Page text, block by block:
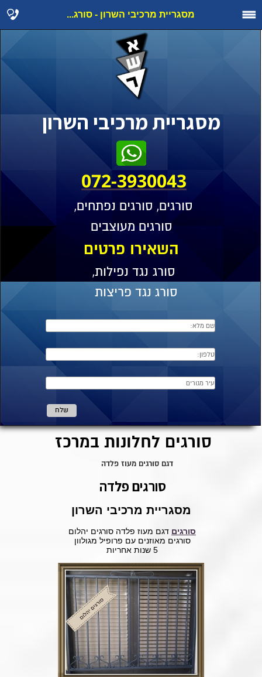
מסגריית מרכיבי השרון - סורג...
072-3930043
מסגריית מרכיבי השרון
סורגים, סורגים נפתחים,
סורגים מעוצבים
סורג נגד פריצות
סורג נגד נפילות,
השאירו פרטים
סורגים לחלונות במרכז
דגם סורגים מעוז פלדה
סורגים פלדה
מסגריית מרכיבי השרון
סורגים דגם מעוז פלדה סורגים יהלום
סורגים מאוזנים עם פרופיל מגולוון
5 שנות אחריות